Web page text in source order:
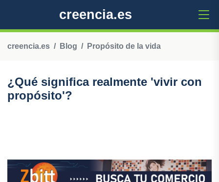
creencia.es
creencia.es Blog Propósito de la vida
¿Qué significa realmente 'vivir con
propósito'?